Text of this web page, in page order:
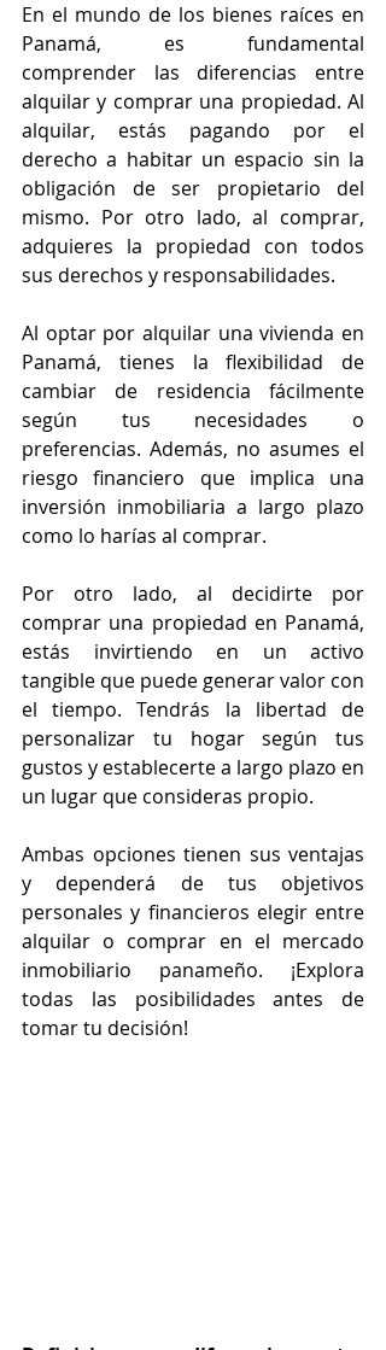
En el mundo de los bienes raíces en
Panamá, es fundamental
comprender las diferencias entre
alquilar y comprar una propiedad. Al
alquilar, estás pagando por el
derecho a habitar un espacio sin la
obligación de ser propietario del
mismo. Por otro lado, al comprar,
adquieres la propiedad con todos
sus derechos y responsabilidades.
Al optar por alquilar una vivienda en
Panamá, tienes la flexibilidad de
cambiar de residencia fácilmente
según tus necesidades o
preferencias. Además, no asumes el
riesgo financiero que implica una
inversión inmobiliaria a largo plazo
como lo harías al comprar.
Por otro lado, al decidirte por
comprar una propiedad en Panamá,
estás invirtiendo en un activo
tangible que puede generar valor con
el tiempo. Tendrás la libertad de
personalizar tu hogar según tus
gustos y establecerte a largo plazo en
un lugar que consideras propio.
Ambas opciones tienen sus ventajas
y dependerá de tus objetivos
personales y financieros elegir entre
alquilar o comprar en el mercado
inmobiliario panameño. ¡Explora
todas las posibilidades antes de
tomar tu decisión!